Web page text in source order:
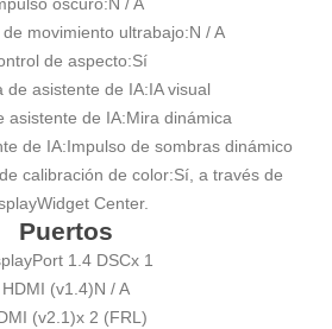
oscuro:N / A
movimiento ultrabajo:N / A
de aspecto:Sí
de asistente de IA:IA visual
asistente de IA:Mira dinámica
de IA:Impulso de sombras dinámico
calibración de color:Sí, a través de
Center.
Puertos
1.4 DSCx 1
HDMI (v1.4)N / A
(v2.1)x 2 (FRL)